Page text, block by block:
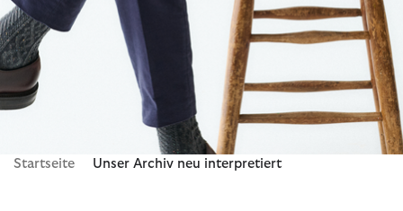
Startseite Unser Archiv neu interpretiert